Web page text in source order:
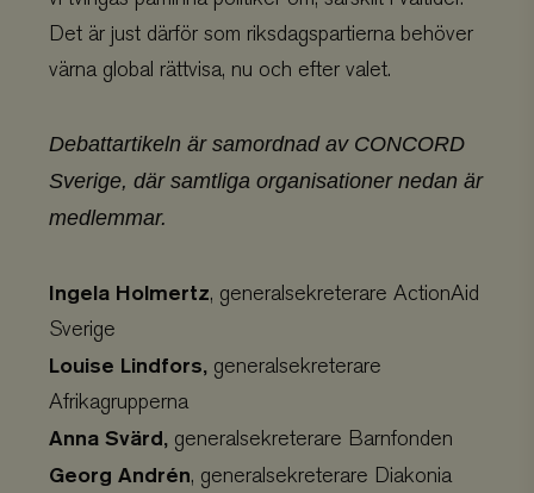
Det är just därför som riksdagspartierna behöver
värna global rättvisa, nu och efter valet.
Debattartikeln är samordnad av CONCORD
Sverige, där samtliga organisationer nedan är
medlemmar.
Ingela Holmertz, generalsekreterare ActionAid
Sverige
Louise Lindfors, generalsekreterare
Afrikagrupperna
Anna Svärd, generalsekreterare Barnfonden
Georg Andrén, generalsekreterare Diakonia